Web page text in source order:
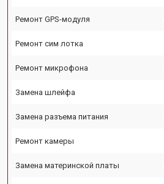
Ремонт GPS-модуля
Ремонт сим лотка
Ремонт микрофона
Замена шлейфа
Замена разъема питания
Ремонт камеры
Замена материнской платы